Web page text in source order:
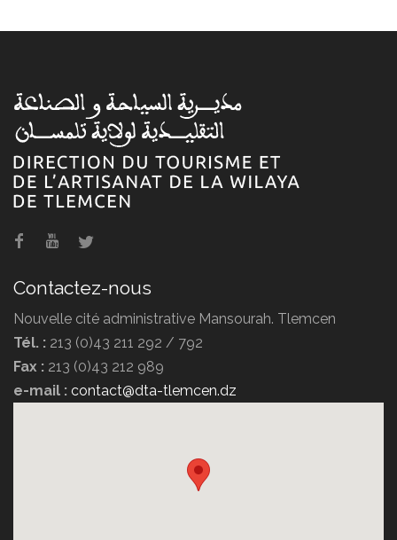
La mosquée Sidi El Haloui
La mosquée de Sidi Brahim El
Contactez-nous
Nouvelle cité administrative Mansourah. Tlemcen
Tél. : 213 (0)43 211 292 / 792
Fax : 213 (0)43 212 989
e-mail : contact@dta-tlemcen.dz